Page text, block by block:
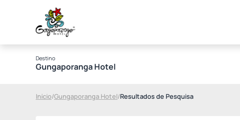
Destino
Gungaporanga Hotel
Início/Gungaporanga Hotel/Resultados de Pesquisa